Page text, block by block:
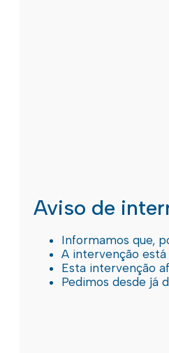
Aviso de
Informamos que,
A intervenção
Esta intervenção
Pedimos desde já